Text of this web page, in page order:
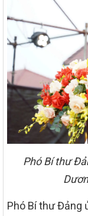
Phó Bí thư
Phó Bí thư Đảng